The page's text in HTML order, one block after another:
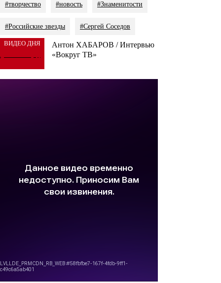
#творчество #новость #Знаменитости
#Российские звезды #Сергей Соседов
ВИДЕО ДНЯ
Антон ХАБАРОВ / Интервью
«Вокруг ТВ»